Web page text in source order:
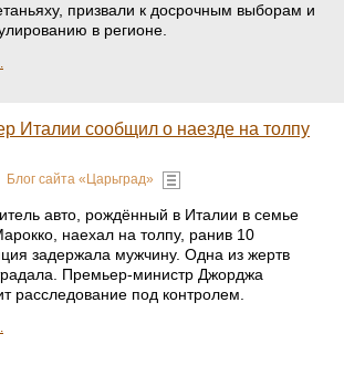
призвали к досрочным выборам и
в регионе.
Италии сообщил о наезде на толпу
Блог сайта «Царьград»
авто, рождённый в Италии в семье
наехал на толпу, ранив 10
задержала мужчину. Одна из жертв
Премьер-министр Джорджа
расследование под контролем.